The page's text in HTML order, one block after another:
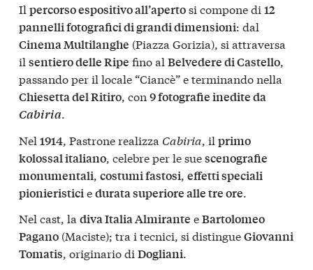
Il percorso espositivo all’apertosi compone di 12
pannelli fotografici di grandi dimensioni: dal
Cinema Multilanghe (Piazza Gorizia), si attraversa
il sentiero delle Ripe fino al Belvedere di Castello,
passando per il locale “Ciancè” e terminando nella
Chiesetta del Ritiro, con 9 fotografie inedite da
Cabiria.
Nel 1914, Pastrone realizza Cabiria, il primo
kolossal italiano, celebre per le suescenografie
monumentali, costumi fastosi, effetti speciali
pionieristiciedurata superiore alle tre ore.
Nel cast, la diva Italia Almirante eBartolomeo
Pagano (Maciste); tra i tecnici, si distingueGiovanni
Tomatis, originario di Dogliani.